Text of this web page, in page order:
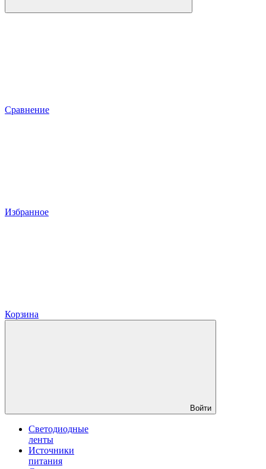
Сравнение
Избранное
Корзина
Войти
Светодиодные
ленты
Источники
питания